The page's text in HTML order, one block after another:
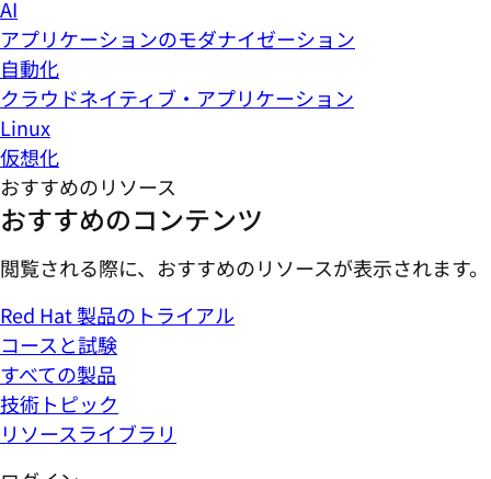
AI
アプリケーションのモダナイゼーション
自動化
クラウドネイティブ・アプリケーション
Linux
仮想化
おすすめのリソース
おすすめのコンテンツ
閲覧される際に、おすすめのリソースが表示されます。
Red Hat 製品のトライアル
コースと試験
すべての製品
技術トピック
リソースライブラリ